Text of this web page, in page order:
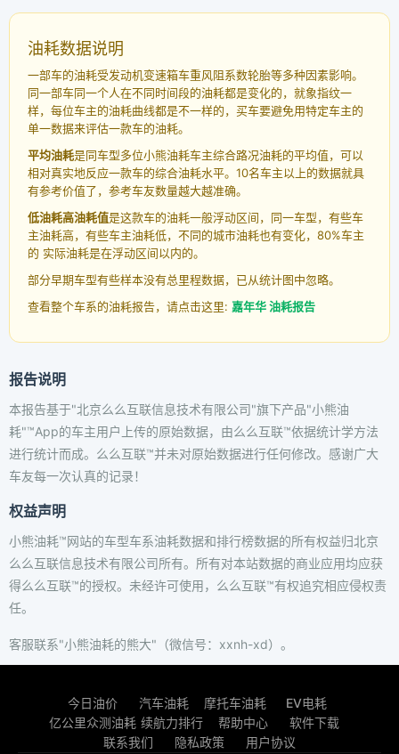
油耗数据说明
一部车的油耗受发动机变速箱车重风阻系数轮胎等多种因素影响。
同一部车同一个人在不同时间段的油耗都是变化的，就象指纹一
样，每位车主的油耗曲线都是不一样的，买车要避免用特定车主的
单一数据来评估一款车的油耗。
平均油耗是同车型多位小熊油耗车主综合路况油耗的平均值，可以
相对真实地反应一款车的综合油耗水平。10名车主以上的数据就具
有参考价值了，参考车友数量越大越准确。
低油耗高油耗值是这款车的油耗一般浮动区间，同一车型，有些车
主油耗高，有些车主油耗低，不同的城市油耗也有变化，80%车主
的 实际油耗是在浮动区间以内的。
部分早期车型有些样本没有总里程数据，已从统计图中忽略。
查看整个车系的油耗报告，请点击这里: 嘉年华 油耗报告
报告说明
本报告基于"北京么么互联信息技术有限公司"旗下产品"小熊油
耗"™App的车主用户上传的原始数据，由么么互联™依据统计学方法
进行统计而成。么么互联™并未对原始数据进行任何修改。感谢广大
车友每一次认真的记录！
权益声明
小熊油耗™网站的车型车系油耗数据和排行榜数据的所有权益归北京
么么互联信息技术有限公司所有。所有对本站数据的商业应用均应获
得么么互联™的授权。未经许可使用，么么互联™有权追究相应侵权责
任。
客服联系"小熊油耗的熊大"（微信号：xxnh-xd）。
今日油价 汽车油耗 摩托车油耗
EV电耗
亿公里众测油耗 续航力排行 帮助中心
软件下载
联系我们
隐私政策 用户协议